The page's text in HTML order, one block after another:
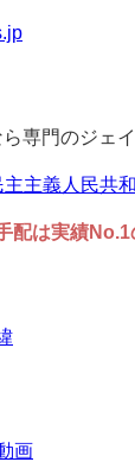
専門のジェ
配は実績
画